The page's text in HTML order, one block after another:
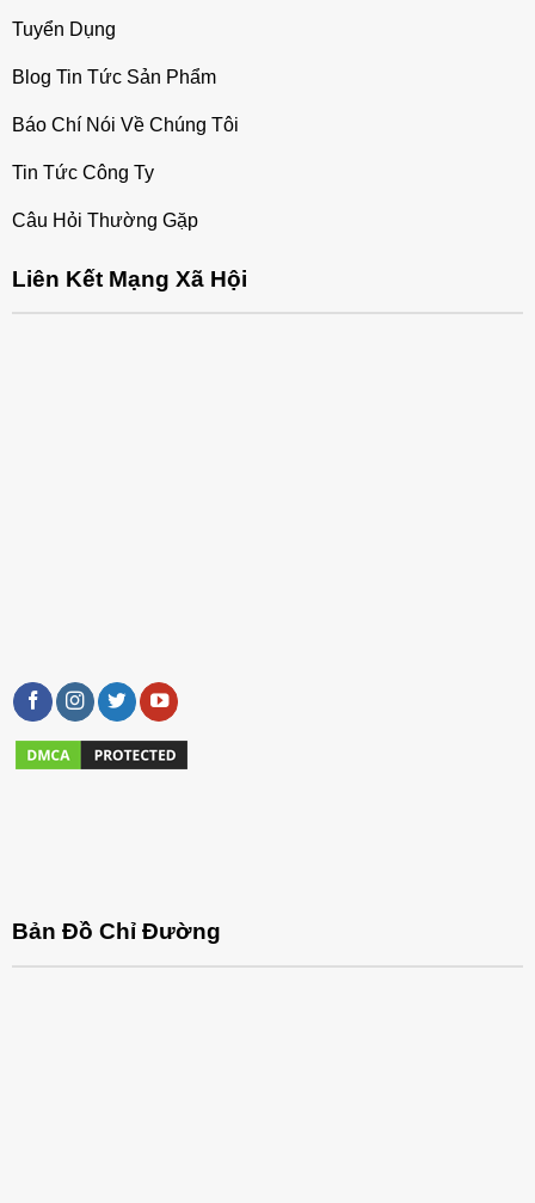
Tuyển Dụng
Blog Tin Tức Sản Phẩm
Báo Chí Nói Về Chúng Tôi
Tin Tức Công Ty
Câu Hỏi Thường Gặp
Liên Kết Mạng Xã Hội
Bản Đồ Chỉ Đường